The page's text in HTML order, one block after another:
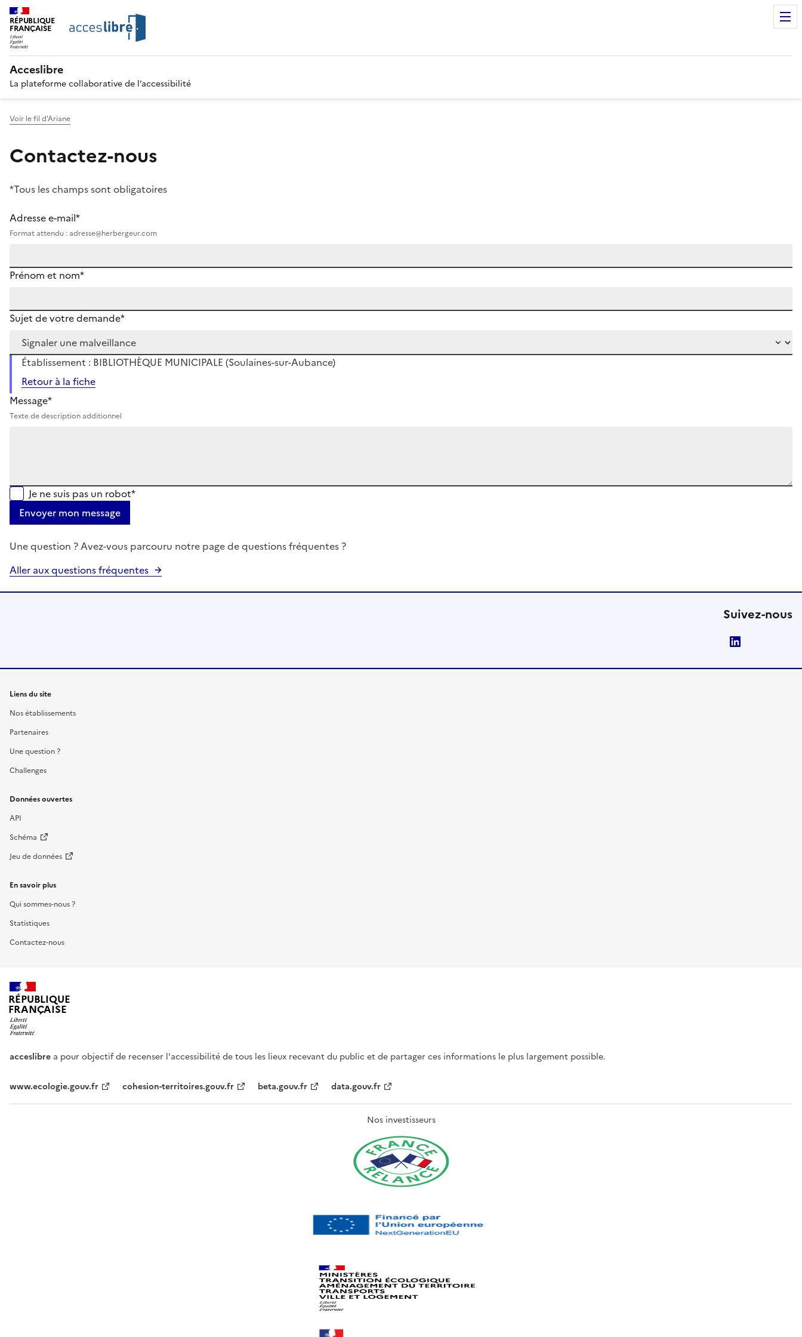
RÉPUBLIQUE
FRANÇAISE
Acceslibre
La plateforme collaborative de l’accessibilité
Voir le fil d'Ariane
Contactez-nous
*Tous les champs sont obligatoires
Adresse e-mail*
Format attendu : adresse@herbergeur.com
Prénom et nom*
Sujet de votre demande*
Établissement : BIBLIOTHÈQUE MUNICIPALE (Soulaines-sur-Aubance)
Retour à la fiche
Message*
Texte de description additionnel
Je ne suis pas un robot*
Envoyer mon message
Une question ? Avez-vous parcouru notre page de questions fréquentes ?
Aller aux questions fréquentes
Suivez-nous
Liens du site
Nos établissements
Partenaires
Une question ?
Challenges
Données ouvertes
API
Schéma
Jeu de données
En savoir plus
Qui sommes-nous ?
Statistiques
Contactez-nous
RÉPUBLIQUE
FRANÇAISE
acceslibre a pour objectif de recenser l'accessibilité de tous les lieux recevant du public et de partager ces informations le plus largement possible.
www.ecologie.gouv.fr cohesion-territoires.gouv.fr beta.gouv.fr data.gouv.fr
Nos investisseurs